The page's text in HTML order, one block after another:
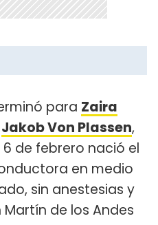
para Zaira
Jakob Von Plassen,
de febrero nació el
en medio
sin anestesias y
de los Andes